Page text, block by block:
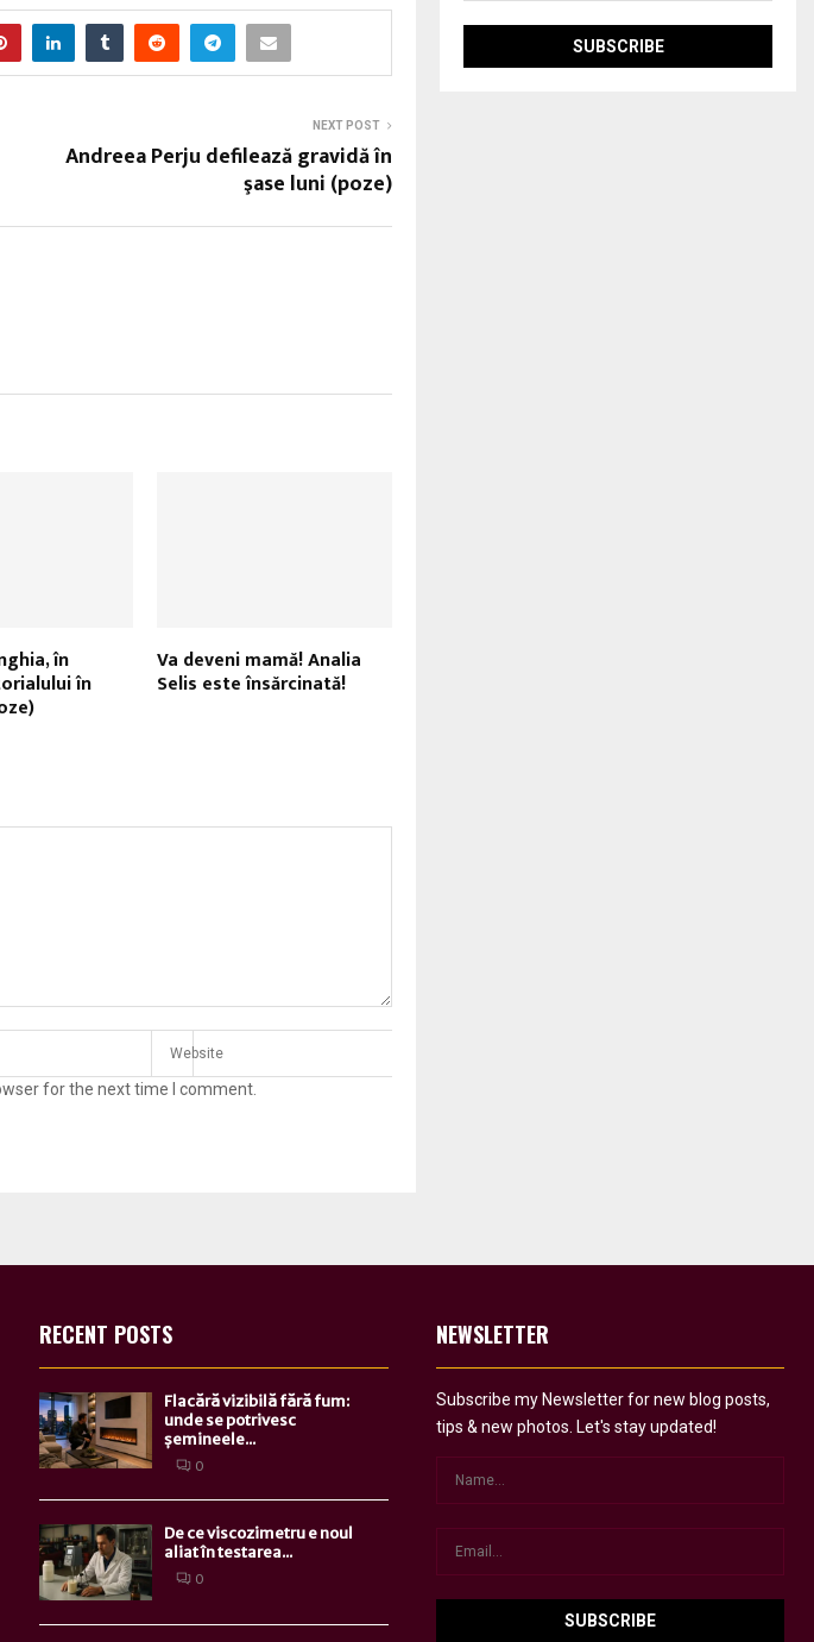
NEXT POST
Andreea Perju defilează gravidă în
şase luni (poze)
în
în
Va deveni mamă! Analia
Selis este însărcinată!
for the next time I comment.
RECENT POSTS
Flacără vizibilă fără fum:
unde se potrivesc
șemineele...
0
De ce viscozimetru e noul
aliat în testarea...
0
NEWSLETTER
Subscribe my Newsletter for new blog posts,
tips & new photos. Let's stay updated!